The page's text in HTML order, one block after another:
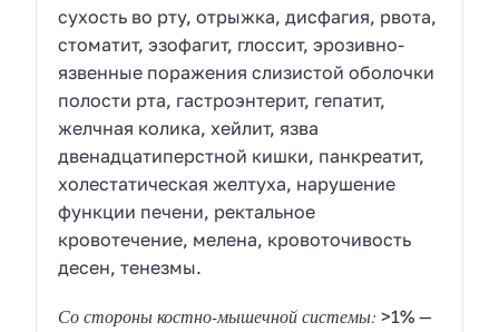
сухость во рту, отрыжка, дисфагия, рвота,
стоматит, эзофагит, глоссит, эрозивно-
язвенные поражения слизистой оболочки
полости рта, гастроэнтерит, гепатит,
желчная колика, хейлит, язва
двенадцатиперстной кишки, панкреатит,
холестатическая желтуха, нарушение
функции печени, ректальное
кровотечение, мелена, кровоточивость
десен, тенезмы.
Со стороны костно-мышечной системы:>1% —